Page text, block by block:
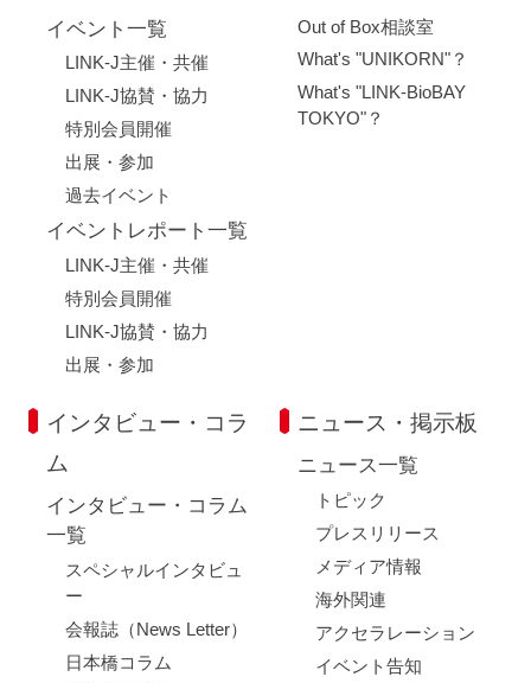
イベント一覧
LINK-J主催・共催
LINK-J協賛・協力
特別会員開催
出展・参加
過去イベント
イベントレポート一覧
LINK-J主催・共催
特別会員開催
LINK-J協賛・協力
出展・参加
Out of Box相談室
What's "UNIKORN"？
What's "LINK-BioBAY
TOKYO"？
インタビュー・コラ
ム
インタビュー・コラム
一覧
スペシャルインタビュ
ー
会報誌（News Letter）
日本橋コラム
ニュース・掲示板
ニュース一覧
トピック
プレスリリース
メディア情報
海外関連
アクセラレーション
イベント告知